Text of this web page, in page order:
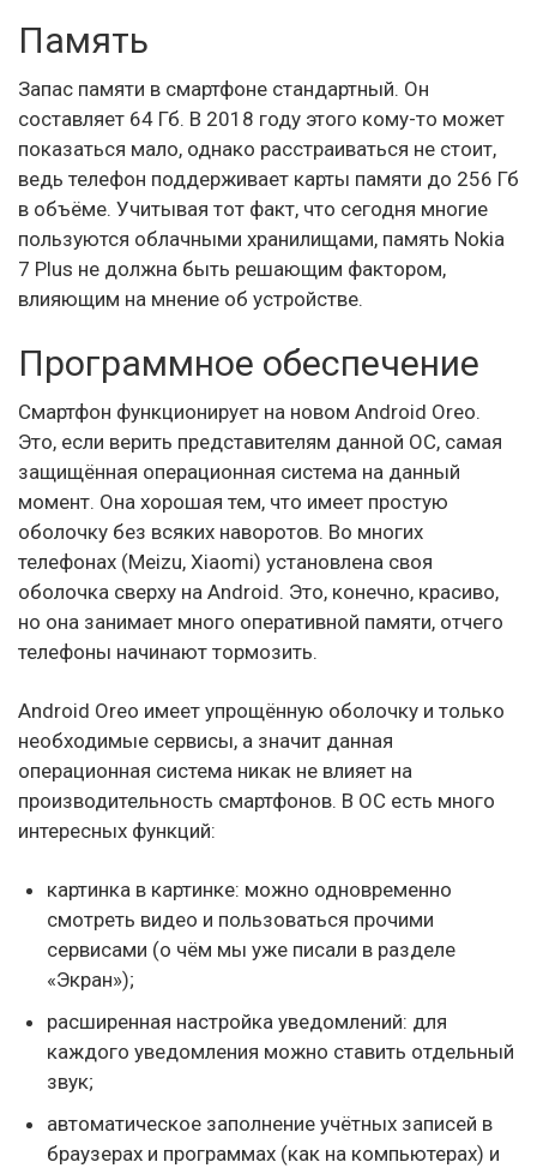
Память
Запас памяти в смартфоне стандартный. Он
составляет 64 Гб. В 2018 году этого кому-то может
показаться мало, однако расстраиваться не стоит,
ведь телефон поддерживает карты памяти до 256 Гб
в объёме. Учитывая тот факт, что сегодня многие
пользуются облачными хранилищами, память Nokia
7 Plus не должна быть решающим фактором,
влияющим на мнение об устройстве.
Программное обеспечение
Смартфон функционирует на новом Android Oreo.
Это, если верить представителям данной ОС, самая
защищённая операционная система на данный
момент. Она хорошая тем, что имеет простую
оболочку без всяких наворотов. Во многих
телефонах (Meizu, Xiaomi) установлена своя
оболочка сверху на Android. Это, конечно, красиво,
но она занимает много оперативной памяти, отчего
телефоны начинают тормозить.
Android Oreo имеет упрощённую оболочку и только
необходимые сервисы, а значит данная
операционная система никак не влияет на
производительность смартфонов. В ОС есть много
интересных функций:
картинка в картинке: можно одновременно
смотреть видео и пользоваться прочими
сервисами (о чём мы уже писали в разделе
«Экран»);
расширенная настройка уведомлений: для
каждого уведомления можно ставить отдельный
звук;
автоматическое заполнение учётных записей в
браузерах и программах (как на компьютерах) и